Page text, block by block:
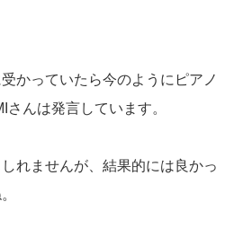
かっていたら今のようにピアノ
んは発言しています。
れませんが、結果的には良かっ